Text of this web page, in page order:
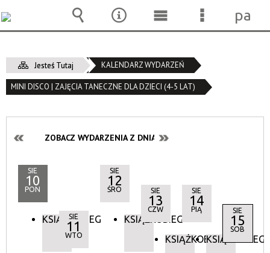
Jesteś Tutaj KALENDARZ WYDARZEŃ
MINI DISCO | ZAJĘCIA TANECZNE DLA DZIECI (4-5 LAT)
ZOBACZ WYDARZENIA Z DNIA:
SIE
10
PON
KSIĄŻKOBIEG
SIE
11
WTO
SIE
12
ŚRO
KSIĄŻKOBIEG
SIE
13
CZW
KSIĄŻKOBIEG
SIE
14
PIĄ
KSIĄŻKOBIEG
SIE
15
SOB
Wyszukiwarka
Narzędzia
MenuMenu